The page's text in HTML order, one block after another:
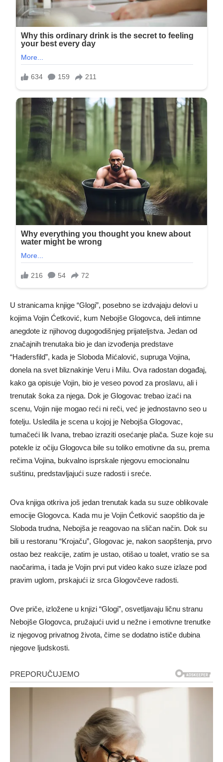
U stranicama knjige “Glogi”, posebno se izdvajaju delovi u
kojima Vojin Ćetković, kum Nebojše Glogovca, deli intimne
anegdote iz njihovog dugogodišnjeg prijateljstva. Jedan od
značajnih trenutaka bio je dan izvođenja predstave
“Hadersfild”, kada je Sloboda Mićalović, supruga Vojina,
donela na svet bliznakinje Veru i Milu. Ova radostan događaj,
kako ga opisuje Vojin, bio je veseo povod za proslavu, ali i
trenutak šoka za njega. Dok je Glogovac trebao izaći na
scenu, Vojin nije mogao reći ni reči, već je jednostavno seo u
fotelju. Usledila je scena u kojoj je Nebojša Glogovac,
tumačeći lik Ivana, trebao izraziti osećanje plača. Suze koje su
potekle iz očiju Glogovca bile su toliko emotivne da su, prema
rečima Vojina, bukvalno isprskale njegovu emocionalnu
suštinu, predstavljajući suze radosti i sreće.
Ova knjiga otkriva još jedan trenutak kada su suze oblikovale
emocije Glogovca. Kada mu je Vojin Ćetković saopštio da je
Sloboda trudna, Nebojša je reagovao na sličan način. Dok su
bili u restoranu “Krojaču”, Glogovac je, nakon saopštenja, prvo
ostao bez reakcije, zatim je ustao, otišao u toalet, vratio se sa
naočarima, i tada je Vojin prvi put video kako suze izlaze pod
pravim uglom, prskajući iz srca Glogovčeve radosti.
Ove priče, izložene u knjizi “Glogi”, osvetljavaju ličnu stranu
Nebojše Glogovca, pružajući uvid u nežne i emotivne trenutke
iz njegovog privatnog života, čime se dodatno ističe dubina
njegove ljudskosti.